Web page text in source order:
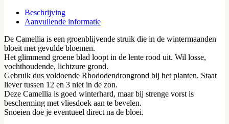
Beschrijving
Aanvullende informatie
De Camellia is een groenblijvende struik die in de wintermaanden
bloeit met gevulde bloemen.
Het glimmend groene blad loopt in de lente rood uit. Wil losse,
vochthoudende, lichtzure grond.
Gebruik dus voldoende Rhododendrongrond bij het planten. Staat
liever tussen 12 en 3 niet in de zon.
Deze Camellia is goed winterhard, maar bij strenge vorst is
bescherming met vliesdoek aan te bevelen.
Snoeien doe je eventueel direct na de bloei.